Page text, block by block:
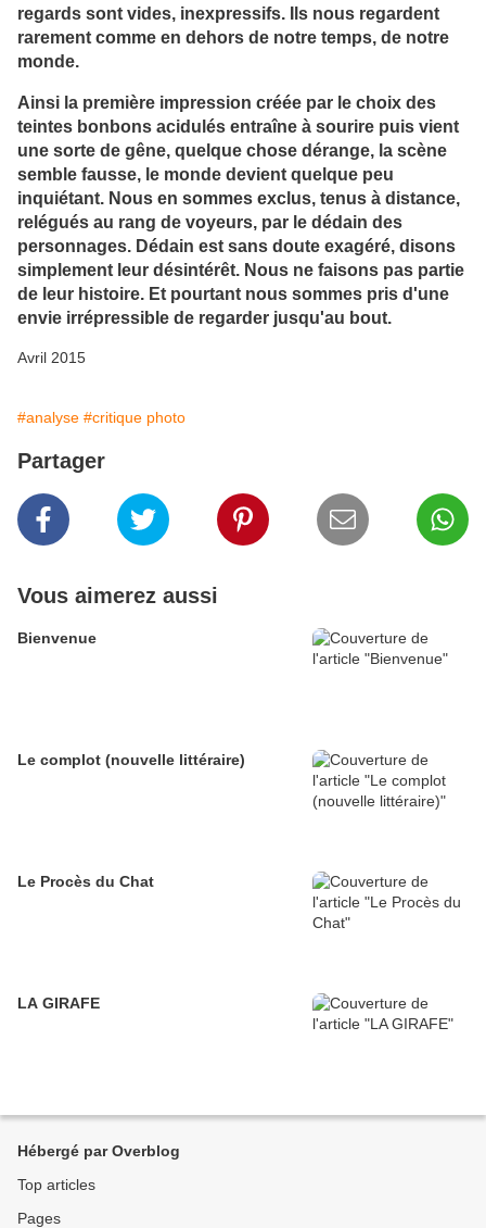
regards sont vides, inexpressifs. Ils nous regardent
rarement comme en dehors de notre temps, de notre
monde.
Ainsi la première impression créée par le choix des
teintes bonbons acidulés entraîne à sourire puis vient
une sorte de gêne, quelque chose dérange, la scène
semble fausse, le monde devient quelque peu
inquiétant. Nous en sommes exclus, tenus à distance,
relégués au rang de voyeurs, par le dédain des
personnages. Dédain est sans doute exagéré, disons
simplement leur désintérêt. Nous ne faisons pas partie
de leur histoire. Et pourtant nous sommes pris d'une
envie irrépressible de regarder jusqu'au bout.
Avril 2015
#analyse #critique photo
Partager
Vous aimerez aussi
Bienvenue
Le complot (nouvelle littéraire)
Le Procès du Chat
LA GIRAFE
Hébergé par Overblog
Top articles
Pages